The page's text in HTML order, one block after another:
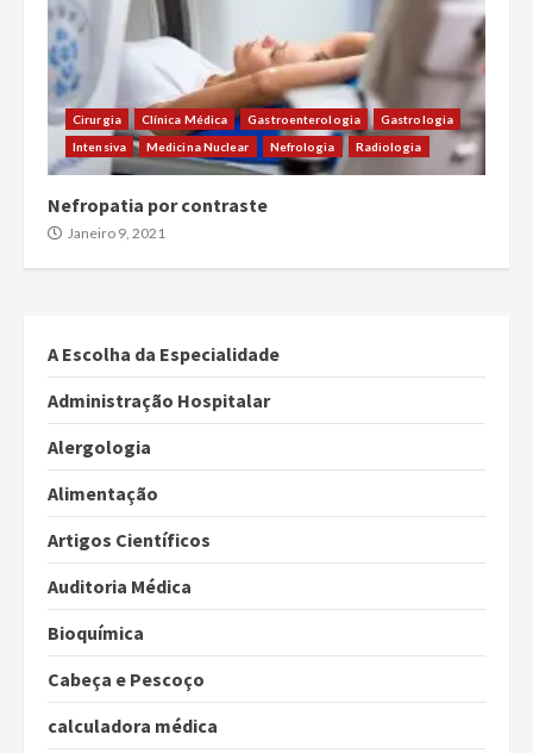
Cirurgia Clínica Médica Gastroenterologia
Gastrologia
Intensiva
Medicina Nuclear Nefrologia Radiologia
Nefropatia por contraste
Janeiro 9, 2021
A Escolha da Especialidade
Administração Hospitalar
Alergologia
Alimentação
Artigos Científicos
Auditoria Médica
Bioquímica
Cabeça e Pescoço
calculadora médica